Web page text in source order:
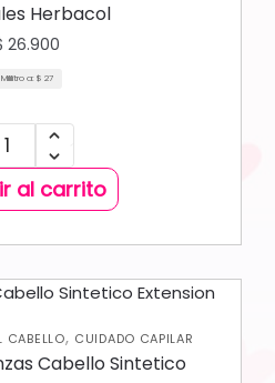
Herbacol
26.900
Mililitro a: $ 27
al carrito
CABELLO, CUIDADO CAPILAR
Cabello Sintetico